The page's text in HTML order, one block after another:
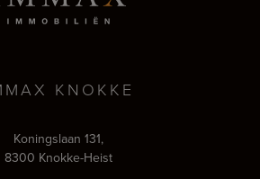
KNOKKE
Koningslaan 131,
8300 Knokke-Heist